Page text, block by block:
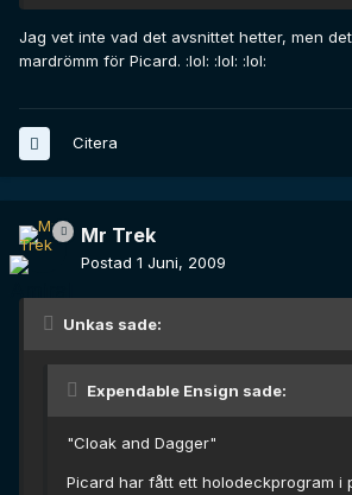
Jag vet inte vad det avsnittet hetter, men
mardrömm för Picard. :lol: :lol: :lol:
Citera
Mr Trek
Postad 1 Juni, 2009
Unkas sade:
Expendable Ensign sade:
"Cloak and Dagger"
Picard har fått ett holodeckprogram i